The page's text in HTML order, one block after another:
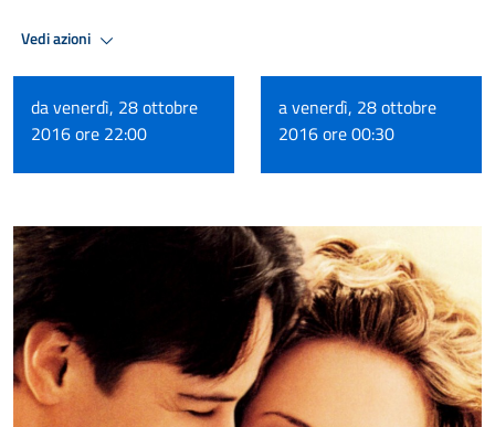
Vedi azioni
da venerdì, 28 ottobre
2016 ore 22:00
a venerdì, 28 ottobre
2016 ore 00:30